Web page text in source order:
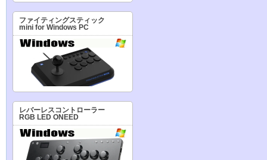
ファイティングスティック
mini for Windows PC
レバーレスコントローラー
RGB LED ONEED